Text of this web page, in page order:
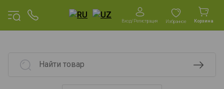
Вход/Регистрация Избранное Корзина